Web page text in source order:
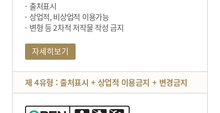
출처표시
상업적, 비상업적 이용가능
변형 등 2차적 저작물 작성 금지
자세히보기
제 4유형 : 출처표시 + 상업적 이용금지 + 변경금지